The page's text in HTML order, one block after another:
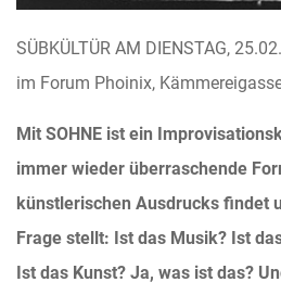
SÜBKÜLTÜR AM DIENSTAG,
im Forum Phoinix,
Mit SOHNE ist ein
immer wieder überraschende
künstlerischen Ausdrucks findet
Frage stellt: Ist das Musik? Ist
Ist das Kunst? Ja, was ist das?